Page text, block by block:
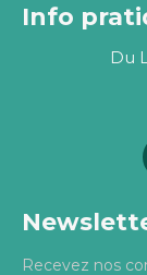
Info
Du
Recevez nos